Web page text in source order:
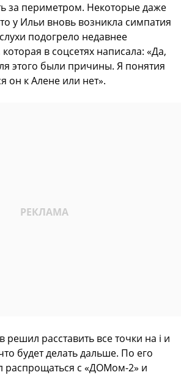
за периметром. Некоторые даже
у Ильи вновь возникла симпатия
подогрело недавнее
в соцсетях написала: «Да,
этого были причины. Я понятия
он к Алене или нет».
решил расставить все точки на i и
будет делать дальше. По его
распрощаться с «ДОМом-2» и